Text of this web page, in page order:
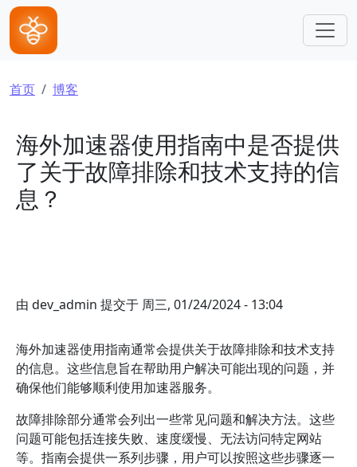
跳转到主要内容
面包屑
首页 博客
海外加速器使用指南中是否提供
了关于故障排除和技术支持的信
息？
由 dev_admin 提交于 周三, 01/24/2024 - 13:04
海外加速器使用指南通常会提供关于故障排除和技术支持
的信息。这些信息旨在帮助用户解决可能出现的问题，并
确保他们能够顺利使用加速器服务。
故障排除部分通常会列出一些常见问题和解决方法。这些
问题可能包括连接失败、速度缓慢、无法访问特定网站
等。指南会提供一系列步骤，用户可以按照这些步骤逐一